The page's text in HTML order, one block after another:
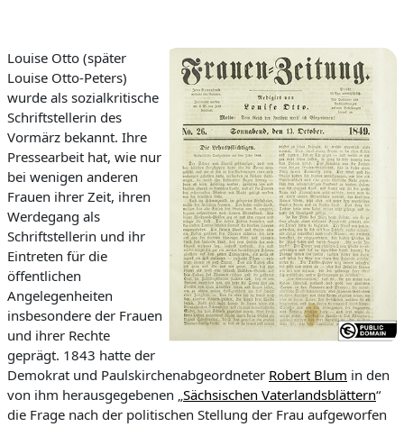
Louise Otto (später
Louise Otto-Peters)
wurde als sozialkritische
Schriftstellerin des
Vormärz bekannt. Ihre
Pressearbeit hat, wie nur
bei wenigen anderen
Frauen ihrer Zeit, ihren
Werdegang als
Schriftstellerin und ihr
Eintreten für die
öffentlichen
Angelegenheiten
insbesondere der Frauen
und ihrer Rechte
geprägt. 1843 hatte der
Demokrat und Paulskirchenabgeordneter Robert Blum in den
von ihm herausgegebenen „Sächsischen Vaterlandsblättern“
die Frage nach der politischen Stellung der Frau aufgeworfen